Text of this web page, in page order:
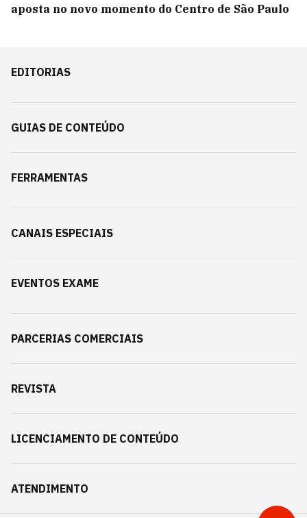
aposta no novo momento do Centro de São Paulo
EDITORIAS
GUIAS DE CONTEÚDO
FERRAMENTAS
CANAIS ESPECIAIS
EVENTOS EXAME
PARCERIAS COMERCIAIS
REVISTA
LICENCIAMENTO DE CONTEÚDO
ATENDIMENTO